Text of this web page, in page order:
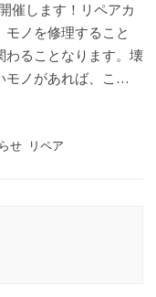
催します！リペアカ
ノを修理すること
わることなります。壊
モノがあれば、こ…
せ リペア